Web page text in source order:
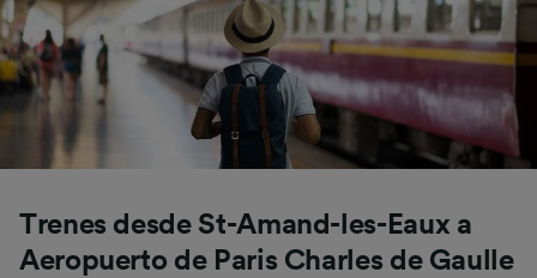
Trenes desde St-Amand-les-Eaux a
Aeropuerto de Paris Charles de Gaulle